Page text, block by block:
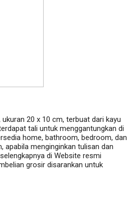
20 x 10 cm, terbuat dari kayu
tali untuk menggantungkan di
home, bathroom, bedroom, dan
apabila menginginkan tulisan dan
di Website resmi
grosir disarankan untuk